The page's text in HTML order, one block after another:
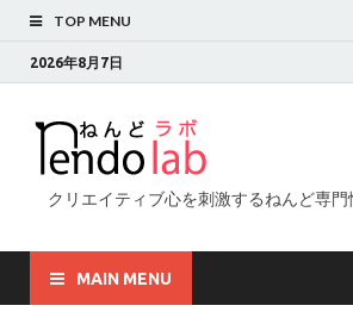
TOP MENU
2026年8月7日
クリエイティブ心を刺激するねんど専門
MAIN MENU